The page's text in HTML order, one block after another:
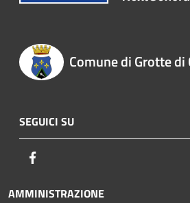
Comune di Grotte di
SEGUICI SU
AMMINISTRAZIONE